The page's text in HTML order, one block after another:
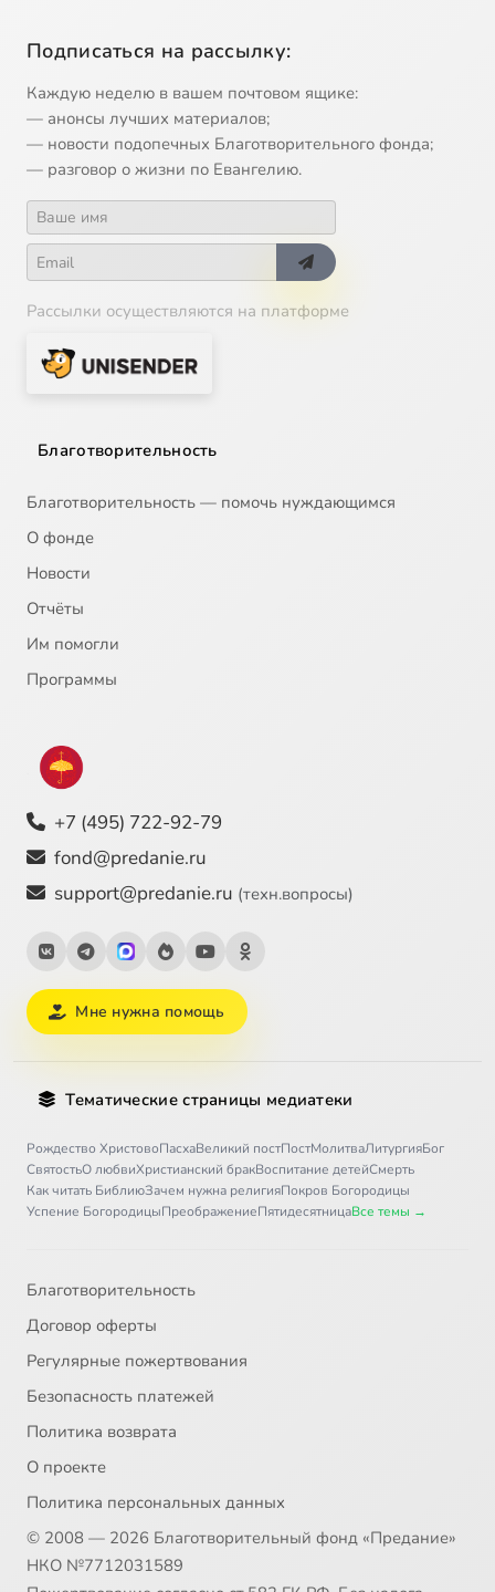
Подписаться на рассылку:
Каждую неделю в вашем почтовом ящике:
— анонсы лучших материалов;
— новости подопечных Благотворительного фонда;
— разговор о жизни по Евангелию.
Рассылки осуществляются на платформе
Благотворительность
Благотворительность — помочь нуждающимся
О фонде
Новости
Отчёты
Им помогли
Программы
+7 (495) 722-92-79
fond@predanie.ru
support@predanie.ru (техн.вопросы)
Мне нужна помощь
Тематические страницы медиатеки
Рождество ХристовоПасхаВеликий постПостМолитваЛитургияБог
СвятостьО любвиХристианский бракВоспитание детейСмерть
Как читать БиблиюЗачем нужна религияПокров Богородицы
Успение БогородицыПреображениеПятидесятницаВсе темы →
Благотворительность
Договор оферты
Регулярные пожертвования
Безопасность платежей
Политика возврата
О проекте
Политика персональных данных
© 2008 — 2026 Благотворительный фонд «Предание»
НКО №7712031589